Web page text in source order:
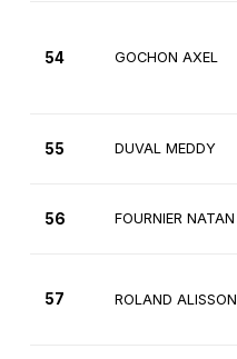
54 GOCHON AXEL
55 DUVAL MEDDY
56 FOURNIER NATAN
57 ROLAND ALISSON